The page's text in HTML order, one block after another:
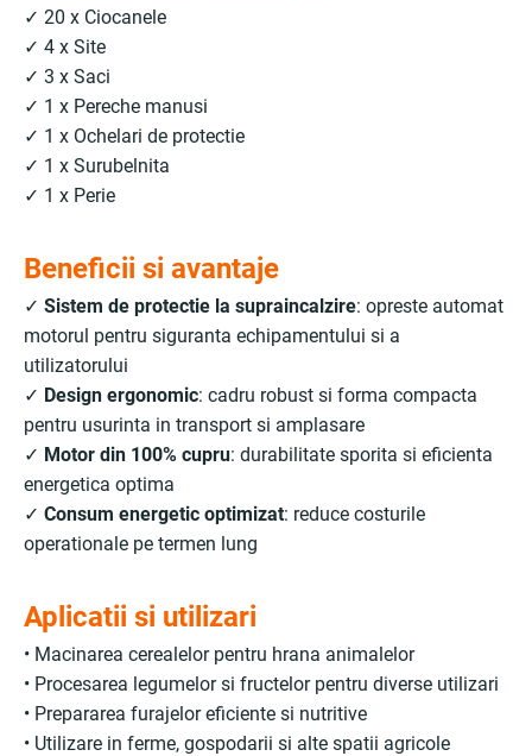
✓ 20 x Ciocanele
✓ 4 x Site
✓ 3 x Saci
✓ 1 x Pereche manusi
✓ 1 x Ochelari de protectie
✓ 1 x Surubelnita
✓ 1 x Perie
Beneficii si avantaje
✓ Sistem de protectie la supraincalzire: opreste automat
motorul pentru siguranta echipamentului si a
utilizatorului
✓ Design ergonomic: cadru robust si forma compacta
pentru usurinta in transport si amplasare
✓ Motor din 100% cupru: durabilitate sporita si eficienta
energetica optima
✓ Consum energetic optimizat: reduce costurile
operationale pe termen lung
Aplicatii si utilizari
• Macinarea cerealelor pentru hrana animalelor
• Procesarea legumelor si fructelor pentru diverse utilizari
• Prepararea furajelor eficiente si nutritive
• Utilizare in ferme, gospodarii si alte spatii agricole